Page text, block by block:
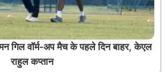
वॉर्म-अप मैच के पहले दिन बाहर, केएल
राहुल कप्तान